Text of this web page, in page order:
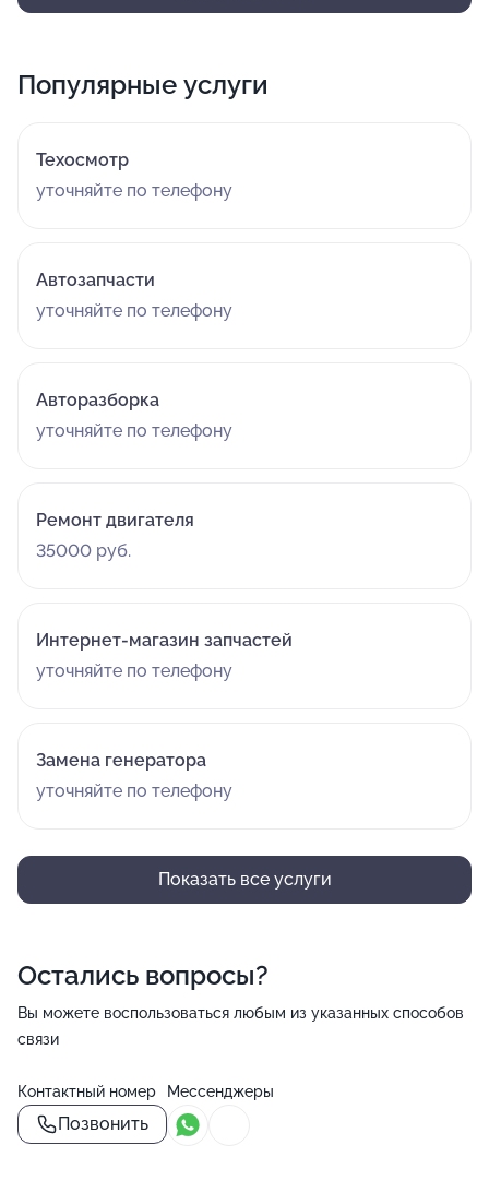
Популярные услуги
Техосмотр
уточняйте по телефону
Автозапчасти
уточняйте по телефону
Авторазборка
уточняйте по телефону
Ремонт двигателя
35000 руб.
Интернет-магазин запчастей
уточняйте по телефону
Замена генератора
уточняйте по телефону
Показать все услуги
Остались вопросы?
Вы можете воспользоваться любым из указанных способов
связи
Контактный номер
Позвонить
Мессенджеры